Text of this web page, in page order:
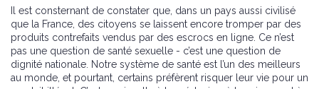
Il est consternant de constater que, dans un pays aussi civilisé
que la France, des citoyens se laissent encore tromper par des
produits contrefaits vendus par des escrocs en ligne. Ce n’est
pas une question de santé sexuelle - c’est une question de
dignité nationale. Notre système de santé est l’un des meilleurs
au monde, et pourtant, certains préfèrent risquer leur vie pour un